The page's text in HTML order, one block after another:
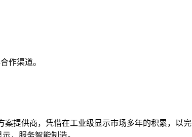
作渠道。
提供商，凭借在工业级显示市场多年的积累，以